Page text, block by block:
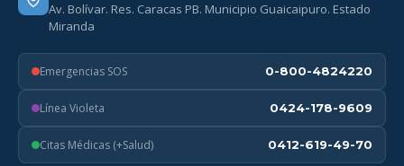
Av. Bolívar. Res. Caracas PB. Municipio Guaicaipuro. Estado
Miranda
Emergencias SOS 0-800-4824220
Línea Violeta 0424-178-9609
Citas Médicas (+Salud) 0412-619-49-70